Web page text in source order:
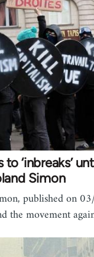
‘inbreaks’
Simon
published on
the movement